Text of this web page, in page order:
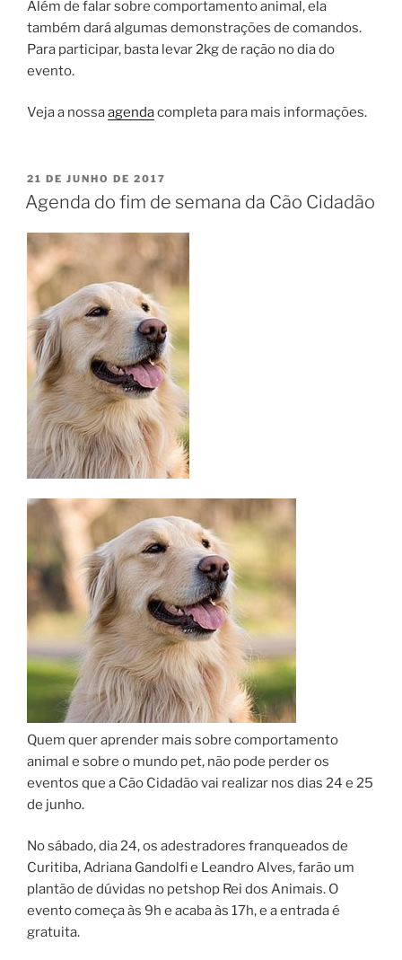
Além de falar sobre comportamento animal, ela
também dará algumas demonstrações de comandos.
Para participar, basta levar 2kg de ração no dia do
evento.
Veja a nossaagendacompleta para mais informações.
21 DE JUNHO DE 2017
Agenda do fim de semana da Cão Cidadão
Quem quer aprender mais sobre comportamento
animal e sobre o mundo pet, não pode perder os
eventos que a Cão Cidadão vai realizar nos dias 24 e 25
de junho.
No sábado, dia 24, os adestradores franqueados de
Curitiba, Adriana Gandolfi e Leandro Alves, farão um
plantão de dúvidas no petshop Rei dos Animais. O
evento começa às 9h e acaba às 17h, e a entrada é
gratuita.